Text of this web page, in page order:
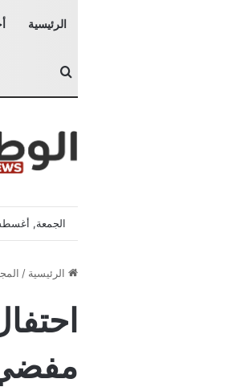
الرئيسية
بحث عن
الجمعة, أغسطس 7
الرئيسية /